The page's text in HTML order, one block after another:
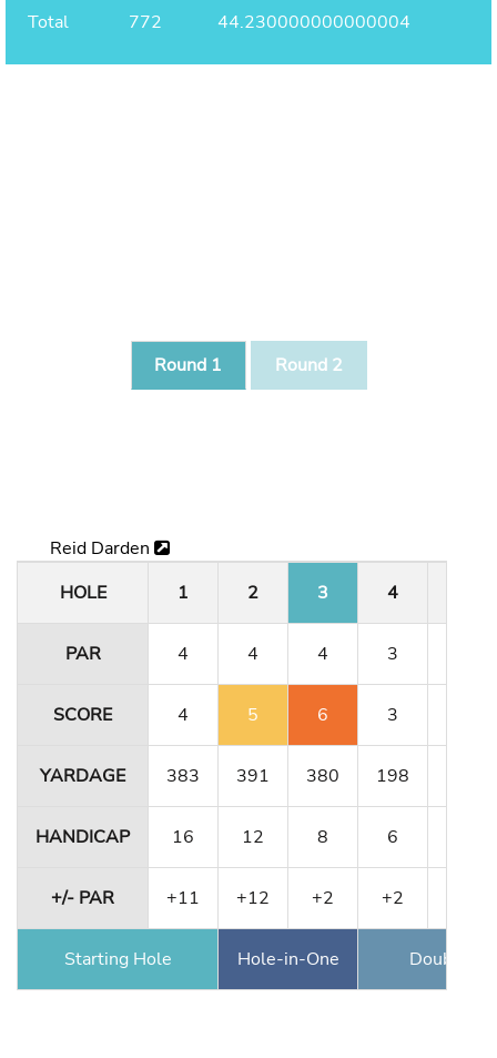
Total
772 44.230000000000004
Round 1 Round 2
Reid Darden
HOLE
1 2 3 4
PAR 4 4 4 3
SCORE 4 5 6 3
YARDAGE 383 391 380 198
HANDICAP 16 12 8 6
+/- PAR +11 +12 +2 +2
Starting Hole Hole-in-One Double